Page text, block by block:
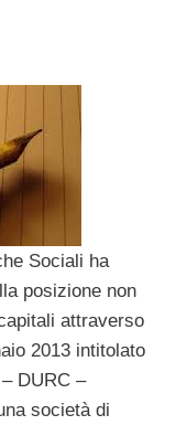
Sociali ha
posizione non
attraverso
2013 intitolato
DURC –
società di